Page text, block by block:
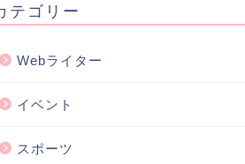
テゴリー
Webライター
イベント
スポーツ